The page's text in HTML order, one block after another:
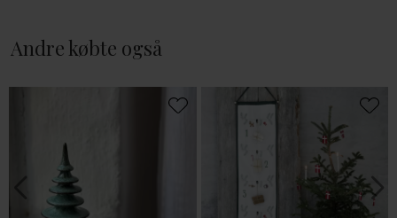
Andre købte også